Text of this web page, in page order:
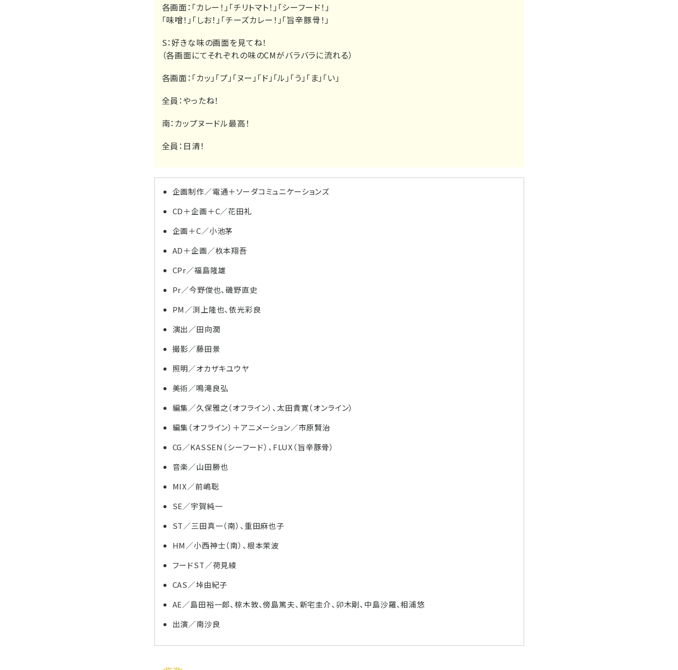
各画面： 「カレー！」「チリトマト！」「シーフード！」
「味噌！」「しお！」「チーズカレー！」「旨辛豚骨！」
S：好きな味の画面を見てね！
（各画面にてそれぞれの味のCMがバラバラに流れる）
各画面： 「カッ」「プ」「ヌー」「ド」「ル」「う」「ま」「い」
全員：やったね！
南： カップヌードル最高！
全員： 日清！
企画制作／電通＋ソーダコミュニケーションズ
CD＋企画＋C／花田礼
企画＋C／小池茅
AD＋企画／杦本翔吾
CPr／福島隆雄
Pr／今野俊也、磯野直史
PM／渕上隆也、依光彩良
演出／田向潤
撮影／藤田景
照明／オカザキユウヤ
美術／鳴滝良弘
編集／久保雅之（オフライン）、太田貴寛（オンライン）
編集（オフライン）＋アニメーション／市原賢治
CG／KASSEN（シーフード）、FLUX（旨辛豚骨）
音楽／山田勝也
MIX／前嶋聡
SE／宇賀純一
ST／三田真一（南）、重田麻也子
HM／小西神士（南）、根本茉波
フードST／荷見綾
CAS／垰由紀子
AE／島田裕一郎、椋木敦、傍島篤夫、新宅圭介、卯木剛、中島沙羅、相浦悠
出演／南沙良